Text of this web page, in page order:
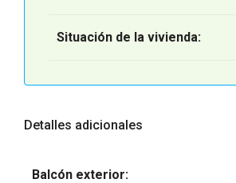
Situación de la vivienda:
Detalles adicionales
Balcón exterior: